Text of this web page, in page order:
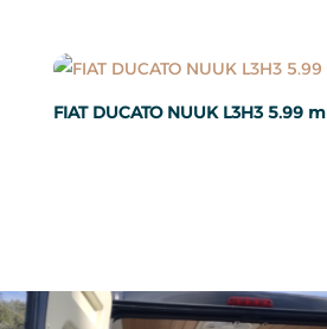
FIAT DUCATO NUUK L3H3 5.99 m